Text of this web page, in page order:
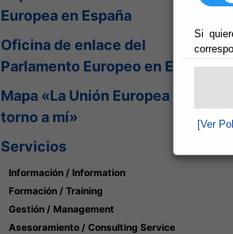
Si
[Ver
Europea en España
Oficina de enlace del
Parlamento Europeo en España
Mapa «La Unión Europea en
torno a mí»
Servicios
Información / Information
Formación / Training
Gestión / Management
Asesoramiento / Consulting Service